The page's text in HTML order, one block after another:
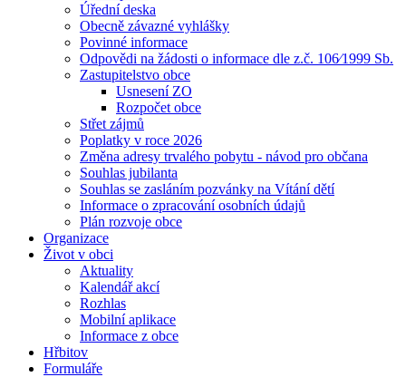
Úřední deska
Obecně závazné vyhlášky
Povinné informace
Odpovědi na žádosti o informace dle z.č. 106⁄1999 Sb.
Zastupitelstvo obce
Usnesení ZO
Rozpočet obce
Střet zájmů
Poplatky v roce 2026
Změna adresy trvalého pobytu - návod pro občana
Souhlas jubilanta
Souhlas se zasláním pozvánky na Vítání dětí
Informace o zpracování osobních údajů
Plán rozvoje obce
Organizace
Život v obci
Aktuality
Kalendář akcí
Rozhlas
Mobilní aplikace
Informace z obce
Hřbitov
Formuláře